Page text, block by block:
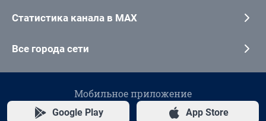
Статистика канала в MAX
Все города сети
Мобильное приложение
Google Play App Store